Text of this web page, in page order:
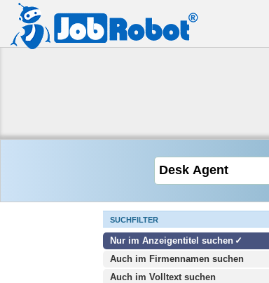
SUCHFILTER
Nur im Anzeigentitel suchen
Auch im Firmennamen suchen
Auch im Volltext suchen